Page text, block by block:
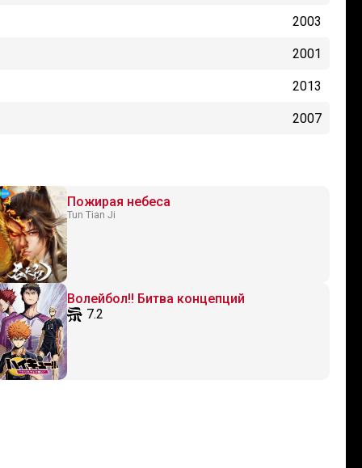
2003
2001
2013
2007
Пожирая небеса
Tun Tian Ji
Волейбол!! Битва концепций
7.2